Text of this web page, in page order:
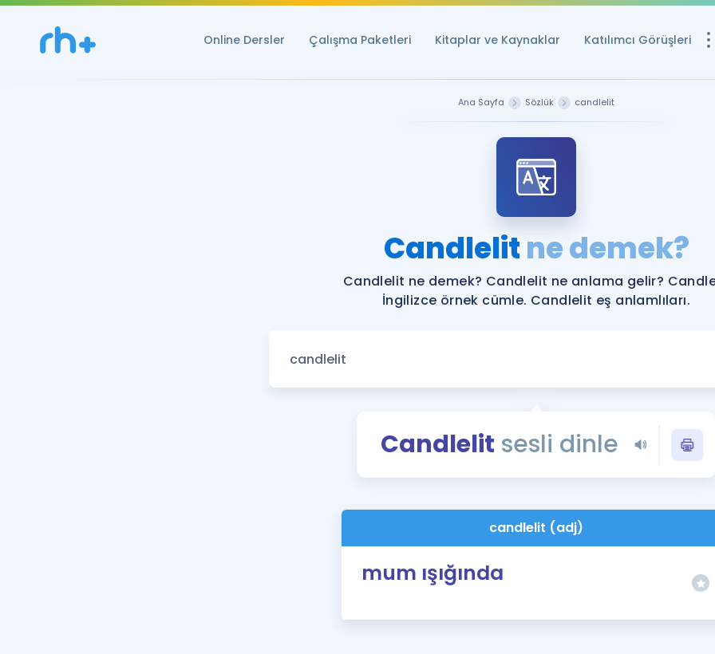
Online Dersler Çalışma Paketleri Kitaplar ve Kaynaklar Katılımcı Görüşleri
YDS ve YÖKDİL
YDS ve YÖKDİL'e
Tüm ÖSYM
YDS - YÖKDİL
İngilizce Gramer
Ana Sayfa Sözlük candlelit
Candlelitne demek?
Candlelit ne demek? Candlelit ne anlama gelir?
İngilizce örnek cümle. Candlelit eş anlamlıları.
Candlelit sesli dinle
candlelit (adj)
mum ışığında